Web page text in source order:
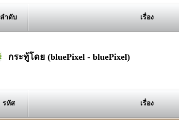
ลำดับ เรื่อง
กระทู้โดย (bluePixel - bluePixel)
รหัส เรื่อง